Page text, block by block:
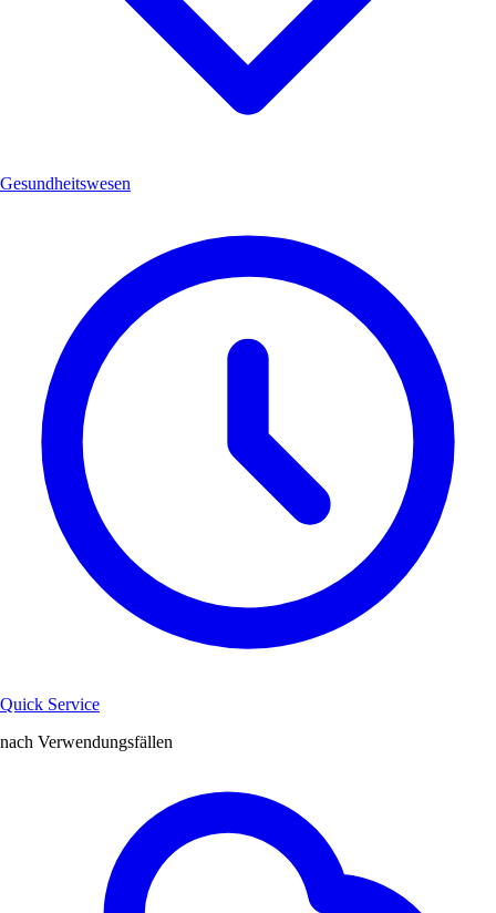
Gesundheitswesen
Quick Service
nach Verwendungsfällen